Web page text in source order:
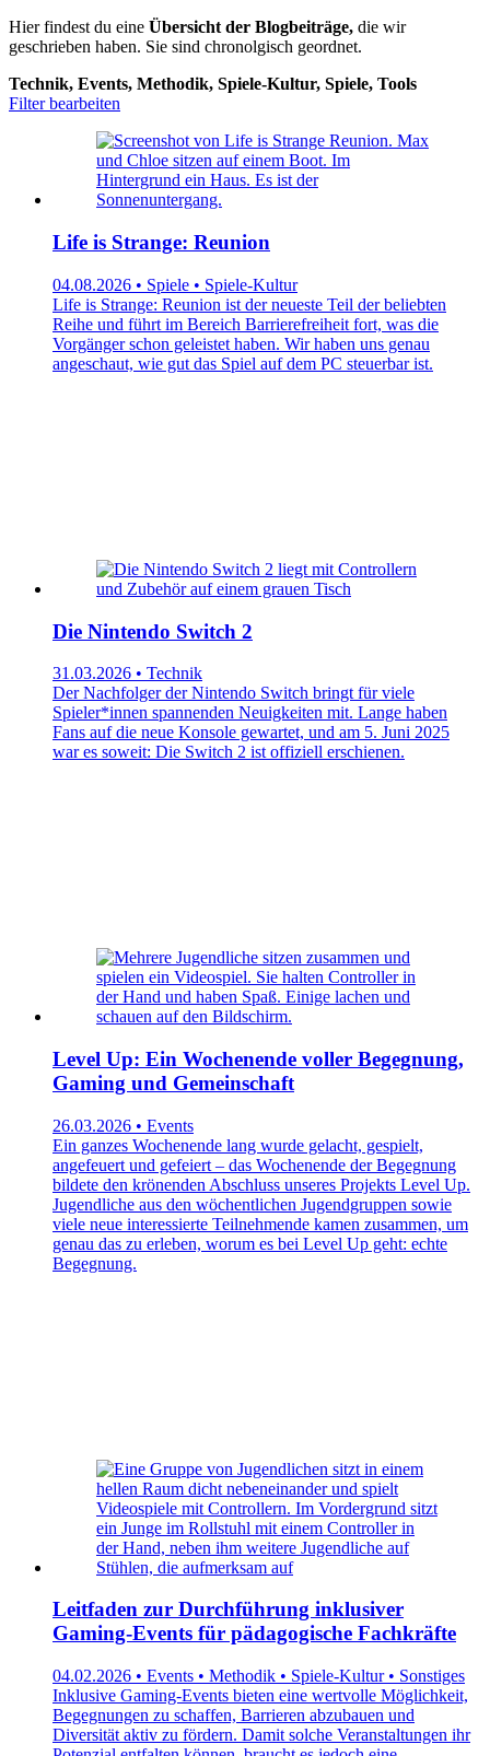
Hier findest du eine Übersicht der Blogbeiträge, die wir
geschrieben haben. Sie sind chronolgisch geordnet.
Technik, Events, Methodik, Spiele-Kultur, Spiele, Tools
Filter bearbeiten
Life is Strange: Reunion
04.08.2026 • Spiele • Spiele-Kultur
Life is Strange: Reunion ist der neueste Teil der beliebten
Reihe und führt im Bereich Barrierefreiheit fort, was die
Vorgänger schon geleistet haben. Wir haben uns genau
angeschaut, wie gut das Spiel auf dem PC steuerbar ist.
Die Nintendo Switch 2
31.03.2026 • Technik
Der Nachfolger der Nintendo Switch bringt für viele
Spieler*innen spannenden Neuigkeiten mit. Lange haben
Fans auf die neue Konsole gewartet, und am 5. Juni 2025
war es soweit: Die Switch 2 ist offiziell erschienen.
Level Up: Ein Wochenende voller Begegnung,
Gaming und Gemeinschaft
26.03.2026 • Events
Ein ganzes Wochenende lang wurde gelacht, gespielt,
angefeuert und gefeiert – das Wochenende der Begegnung
bildete den krönenden Abschluss unseres Projekts Level Up.
Jugendliche aus den wöchentlichen Jugendgruppen sowie
viele neue interessierte Teilnehmende kamen zusammen, um
genau das zu erleben, worum es bei Level Up geht: echte
Begegnung.
Leitfaden zur Durchführung inklusiver
Gaming-Events für pädagogische Fachkräfte
04.02.2026 • Events • Methodik • Spiele-Kultur • Sonstiges
Inklusive Gaming-Events bieten eine wertvolle Möglichkeit,
Begegnungen zu schaffen, Barrieren abzubauen und
Diversität aktiv zu fördern. Damit solche Veranstaltungen ihr